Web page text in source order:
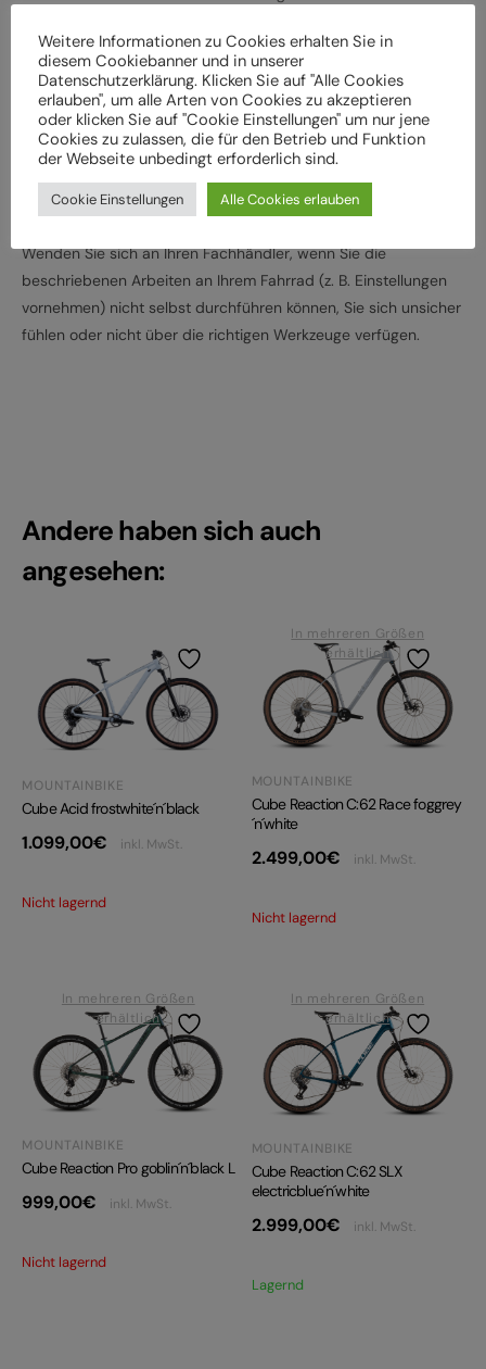
überprüft werden
Lassen Sie das Fahrrad entsprechend den
Herstellervorgaben regelmäßig von einem Fachbetrieb
überprüfen und warten, um Gefährdungen, z. B.
verschleißbedingt, zu vermeiden
Halten Sie die angegebenen Drehmomente (Nm) für die
Montage von Bauteilen ein
Wenden Sie sich an Ihren Fachhändler, wenn Sie die
beschriebenen Arbeiten an Ihrem Fahrrad (z. B. Einstellungen
vornehmen) nicht selbst durchführen können, Sie sich unsicher
fühlen oder nicht über die richtigen Werkzeuge verfügen.
Andere haben sich auch
angesehen:
MOUNTAINBIKE
Cube Acid frostwhite´n´black
1.099,00€ inkl. MwSt.
Nicht lagernd
In mehreren Größen
erhältlich
MOUNTAINBIKE
Cube Reaction C:62 Race foggrey
´n´white
2.499,00€ inkl. MwSt.
Nicht lagernd
In mehreren Größen
erhältlich
MOUNTAINBIKE
Cube Reaction Pro goblin´n´black L
999,00€ inkl. MwSt.
Nicht lagernd
In mehreren Größen
erhältlich
MOUNTAINBIKE
Cube Reaction C:62 SLX
electricblue´n´white
2.999,00€ inkl. MwSt.
Lagernd
Weitere Informationen zu Cookies erhalten Sie in
diesem Cookiebanner und in unserer
Datenschutzerklärung. Klicken Sie auf "Alle Cookies
erlauben", um alle Arten von Cookies zu akzeptieren
oder klicken Sie auf "Cookie Einstellungen" um nur jene
Cookies zu zulassen, die für den Betrieb und Funktion
der Webseite unbedingt erforderlich sind.
Cookie Einstellungen Alle Cookies erlauben